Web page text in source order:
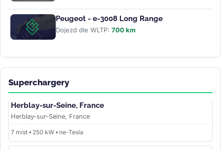
Peugeot - e-3008 Long Range
Dojezd dle WLTP: 700 km
Superchargery
Herblay-sur-Seine, France
Herblay-sur-Seine, France
7 míst • 250 kW • ne-Tesla